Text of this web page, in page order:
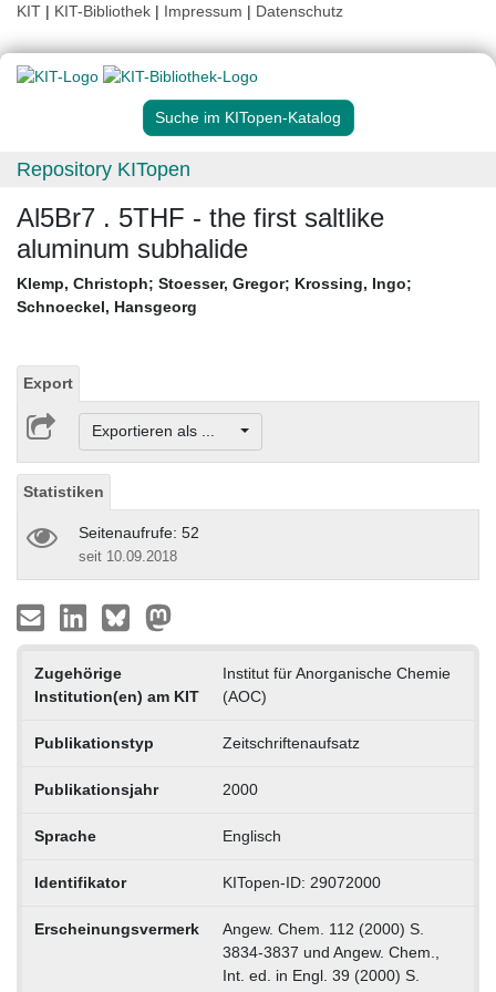
KIT | KIT-Bibliothek | Impressum | Datenschutz
Suche im KITopen-Katalog
Repository KITopen
Al5Br7 . 5THF - the first saltlike
aluminum subhalide
Klemp, Christoph; Stoesser, Gregor; Krossing, Ingo;
Schnoeckel, Hansgeorg
Export
Exportieren als ...
Statistiken
Seitenaufrufe: 52
seit 10.09.2018
Zugehörige
Institution(en) am KIT
Institut für Anorganische Chemie
(AOC)
Publikationstyp Zeitschriftenaufsatz
Publikationsjahr 2000
Sprache Englisch
Identifikator KITopen-ID: 29072000
Erscheinungsvermerk
Angew. Chem. 112 (2000) S.
3834-3837 und Angew. Chem.,
Int. ed. in Engl. 39 (2000) S.